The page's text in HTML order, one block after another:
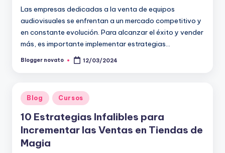
Las empresas dedicadas a la venta de equipos
audiovisuales se enfrentan a un mercado competitivo y
en constante evolución. Para alcanzar el éxito y vender
más, es importante implementar estrategias…
Publicado
Blogger novato 12/03/2024
Publicado
en
Blog Cursos
10 Estrategias Infalibles para
Incrementar las Ventas en Tiendas de
Magia